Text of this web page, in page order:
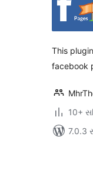
This
facebook
10+
7.0.3